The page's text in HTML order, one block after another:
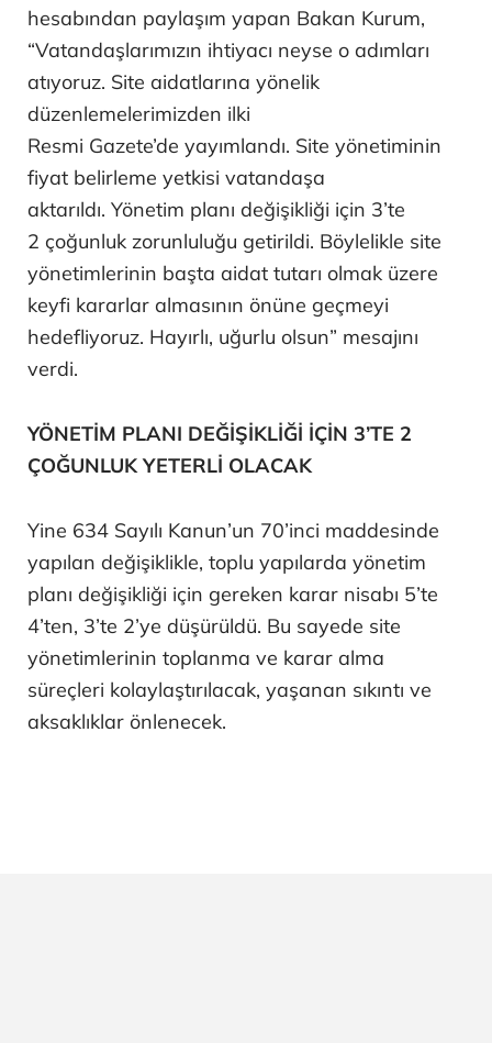
hesabından paylaşım yapan Bakan Kurum,
“Vatandaşlarımızın ihtiyacı neyse o adımları
atıyoruz. Site aidatlarına yönelik
düzenlemelerimizden ilki
Resmi Gazete’de yayımlandı. Site yönetiminin
fiyat belirleme yetkisi vatandaşa
aktarıldı. Yönetim planı değişikliği için 3’te
2 çoğunluk zorunluluğu getirildi. Böylelikle site
yönetimlerinin başta aidat tutarı olmak üzere
keyfi kararlar almasının önüne geçmeyi
hedefliyoruz. Hayırlı, uğurlu olsun” mesajını
verdi.
YÖNETİM PLANI DEĞİŞİKLİĞİ İÇİN 3’TE 2
ÇOĞUNLUK YETERLİ OLACAK
Yine 634 Sayılı Kanun’un 70’inci maddesinde
yapılan değişiklikle, toplu yapılarda yönetim
planı değişikliği için gereken karar nisabı 5’te
4’ten, 3’te 2’ye düşürüldü. Bu sayede site
yönetimlerinin toplanma ve karar alma
süreçleri kolaylaştırılacak, yaşanan sıkıntı ve
aksaklıklar önlenecek.